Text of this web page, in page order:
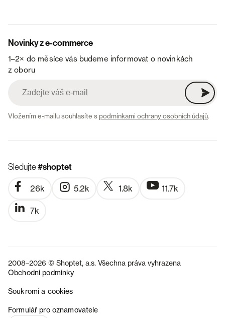
Novinky z e-commerce
1–2× do měsíce vás budeme informovat o novinkách
z oboru
Vložením e-mailu souhlasíte spodmínkami ochrany osobních údajů.
Sledujte#shoptet
26k 5.2k 1.8k 11.7k
7k
2008–2026 © Shoptet, a.s. Všechna práva vyhrazena
Obchodní podmínky
Soukromí a cookies
Formulář pro oznamovatele